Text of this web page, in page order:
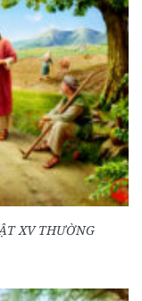
XV THƯỜNG